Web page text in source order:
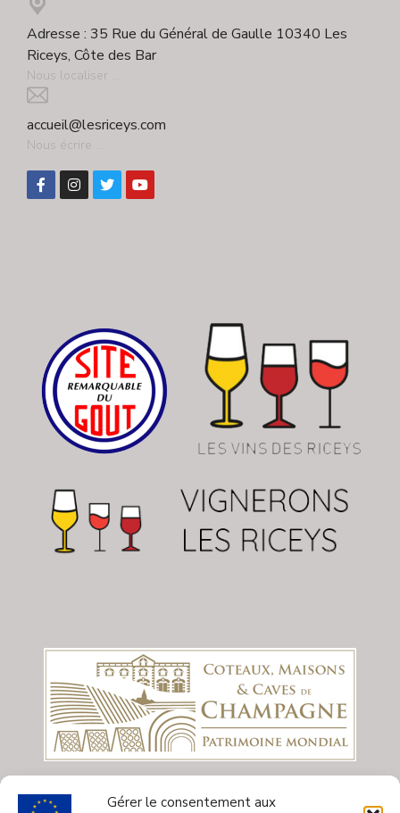
Gérer le consentement aux
Adresse : 35 Rue du Général de Gaulle 10340 Les
Riceys, Côte des Bar
Nous localiser ...
accueil@lesriceys.com
Nous écrire ...